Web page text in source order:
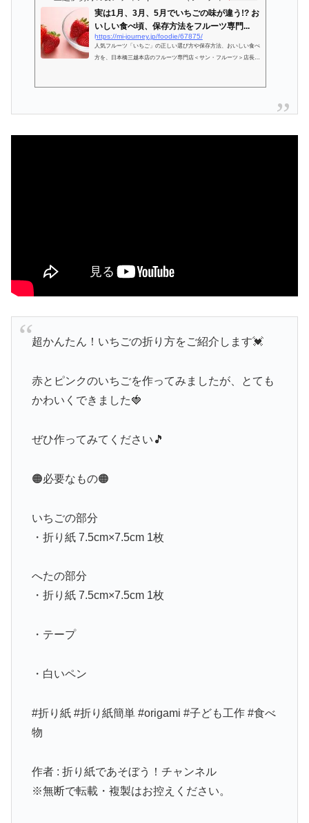
実は1月、3月、5月でいちごの味が違う!? お
いしい食べ頃、保存方法をフルーツ専門...
https://mi-journey.jp/foodie/67875/
人気フルーツ「いちご」の正しい選び方や保存方法、おいしい食べ
方を、日本橋三越本店のフルーツ専門店＜サン・フルーツ＞店長が
超かんたん！いちごの折り方をご紹介します💓
赤とピンクのいちごを作ってみましたが、とても
かわいくできました🍓
ぜひ作ってみてください🎵
🟠必要なもの🟠
いちごの部分
・折り紙 7.5cm×7.5cm 1枚
へたの部分
・折り紙 7.5cm×7.5cm 1枚
・テープ
・白いペン
#折り紙 #折り紙簡単 #origami #子ども工作 #食べ
物
作者 : 折り紙であそぼう！チャンネル
※無断で転載・複製はお控えください。